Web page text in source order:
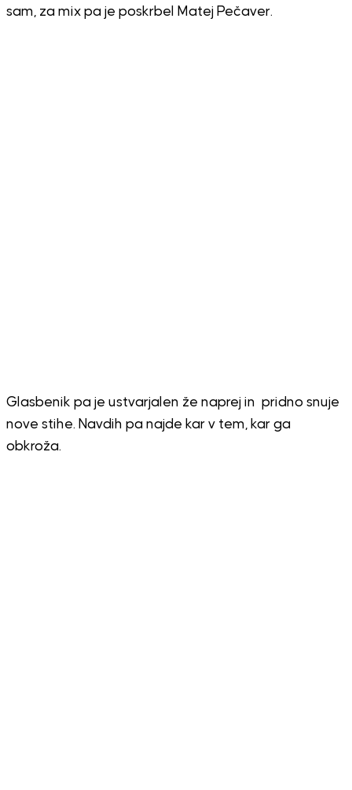
sam, za mix pa je poskrbel Matej Pečaver.
Glasbenik pa je ustvarjalen že naprej in pridno snuje
nove stihe. Navdih pa najde kar v tem, kar ga
obkroža.